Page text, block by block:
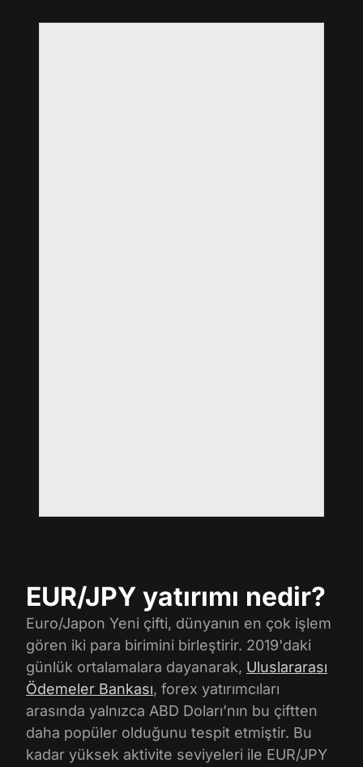
EUR/JPY yatırımı nedir?
Euro/Japon Yeni çifti, dünyanın en çok işlem
gören iki para birimini birleştirir. 2019'daki
günlük ortalamalara dayanarak, Uluslararası
Ödemeler Bankası, forex yatırımcıları
arasında yalnızca ABD Doları’nın bu çiftten
daha popüler olduğunu tespit etmiştir. Bu
kadar yüksek aktivite seviyeleri ile EUR/JPY